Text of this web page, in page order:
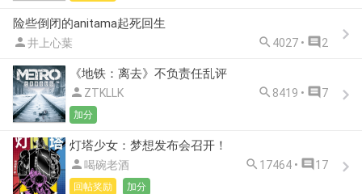
险些倒闭的anitama起死回生
井上心葉  4027 •  2
《地铁：离去》不负责任乱评
 ZTKLLK  8419 •  7
加分
灯塔少女：梦想发布会召开！
喝碗老酒  17464 •  17
回帖奖励 加分